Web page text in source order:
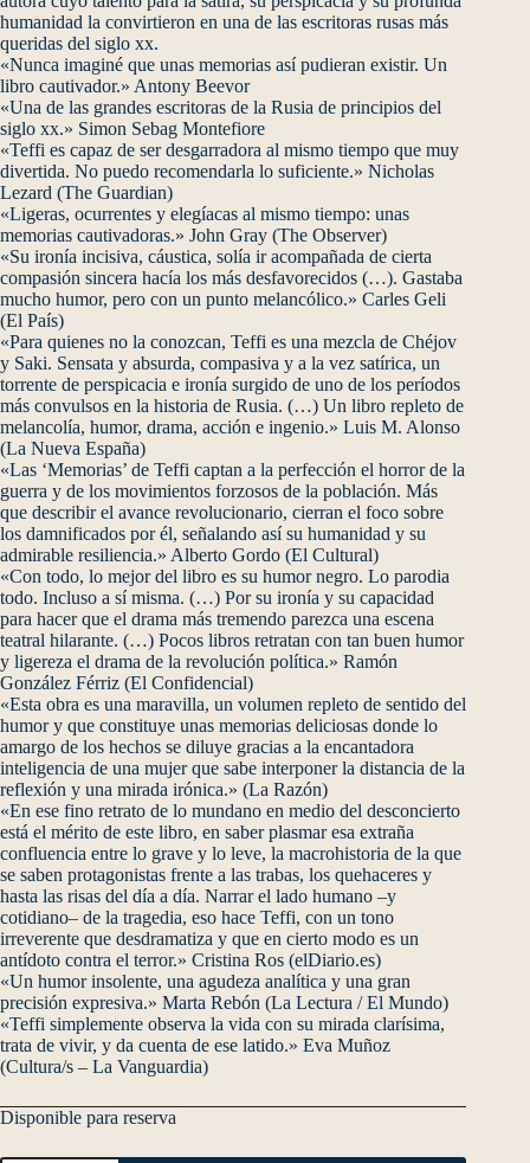
humanidad la convirtieron en una de las escritoras rusas más
queridas del siglo xx.
«Nunca imaginé que unas memorias así pudieran existir. Un
libro cautivador.» Antony Beevor
«Una de las grandes escritoras de la Rusia de principios del
siglo xx.» Simon Sebag Montefiore
«Teffi es capaz de ser desgarradora al mismo tiempo que muy
divertida. No puedo recomendarla lo suficiente.» Nicholas
Lezard (The Guardian)
«Ligeras, ocurrentes y elegíacas al mismo tiempo: unas
memorias cautivadoras.» John Gray (The Observer)
«Su ironía incisiva, cáustica, solía ir acompañada de cierta
compasión sincera hacía los más desfavorecidos (…). Gastaba
mucho humor, pero con un punto melancólico.» Carles Geli
(El País)
«Para quienes no la conozcan, Teffi es una mezcla de Chéjov
y Saki. Sensata y absurda, compasiva y a la vez satírica, un
torrente de perspicacia e ironía surgido de uno de los períodos
más convulsos en la historia de Rusia. (…) Un libro repleto de
melancolía, humor, drama, acción e ingenio.» Luis M. Alonso
(La Nueva España)
«Las ‘Memorias’ de Teffi captan a la perfección el horror de la
guerra y de los movimientos forzosos de la población. Más
que describir el avance revolucionario, cierran el foco sobre
los damnificados por él, señalando así su humanidad y su
admirable resiliencia.» Alberto Gordo (El Cultural)
«Con todo, lo mejor del libro es su humor negro. Lo parodia
todo. Incluso a sí misma. (…) Por su ironía y su capacidad
para hacer que el drama más tremendo parezca una escena
teatral hilarante. (…) Pocos libros retratan con tan buen humor
y ligereza el drama de la revolución política.» Ramón
González Férriz (El Confidencial)
«Esta obra es una maravilla, un volumen repleto de sentido del
humor y que constituye unas memorias deliciosas donde lo
amargo de los hechos se diluye gracias a la encantadora
inteligencia de una mujer que sabe interponer la distancia de la
reflexión y una mirada irónica.» (La Razón)
«En ese fino retrato de lo mundano en medio del desconcierto
está el mérito de este libro, en saber plasmar esa extraña
confluencia entre lo grave y lo leve, la macrohistoria de la que
se saben protagonistas frente a las trabas, los quehaceres y
hasta las risas del día a día. Narrar el lado humano –y
cotidiano– de la tragedia, eso hace Teffi, con un tono
irreverente que desdramatiza y que en cierto modo es un
antídoto contra el terror.» Cristina Ros (elDiario.es)
«Un humor insolente, una agudeza analítica y una gran
precisión expresiva.» Marta Rebón (La Lectura / El Mundo)
«Teffi simplemente observa la vida con su mirada clarísima,
trata de vivir, y da cuenta de ese latido.» Eva Muñoz
(Cultura/s – La Vanguardia)
Disponible para reserva